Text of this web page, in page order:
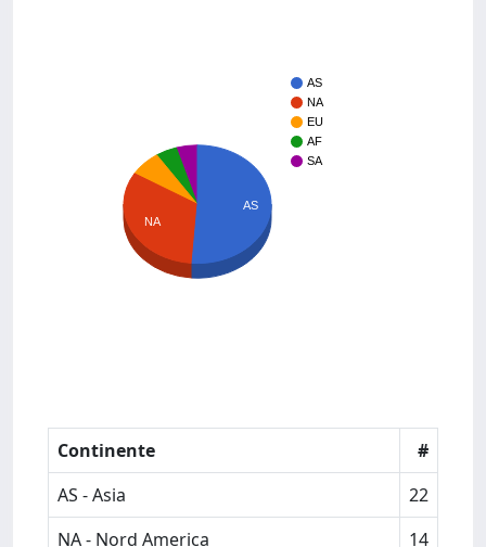
AS
NA
EU
AF
SA
NA
AS
Continente
#
AS - Asia
22
NA - Nord America
14